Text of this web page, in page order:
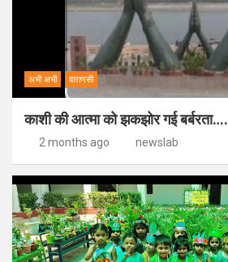
अभी अभी वाराणसी
काशी की आत्मा को झकझोर गई बर्बरता….
2 months ago newslab